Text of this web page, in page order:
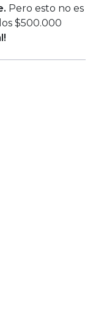
Pero esto no es
$500.000